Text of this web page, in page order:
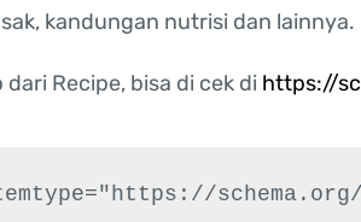
kandungan nutrisi dan lainnya.
Recipe, bisa di cek di https://
schema.org/